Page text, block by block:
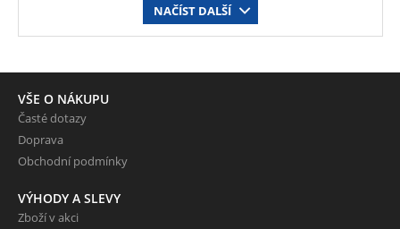
NAČÍST DALŠÍ
VŠE O NÁKUPU
Časté dotazy
Doprava
Obchodní podmínky
VÝHODY A SLEVY
Zboží v akci